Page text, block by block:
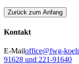
Zurück zum Anfang
Kontakt
E-Mailoffice@fwg-
91628 und 221-91640